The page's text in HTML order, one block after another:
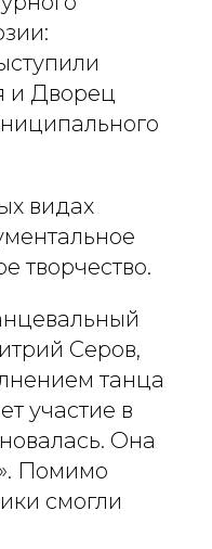
и Дворец
видах
творчество.
Серов,
танца
участие в
Она
Помимо
смогли